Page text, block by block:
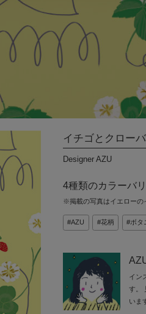
イチゴとクロー
Designer AZU
4種類のカラーバ
※掲載の写真はイエローの
AZU 花柄 ボタ
イン
す。
いま